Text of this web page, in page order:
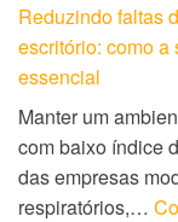
Reduzindo faltas
escritório: como
essencial
Manter um
com baixo índice
das empresas
respiratórios,…